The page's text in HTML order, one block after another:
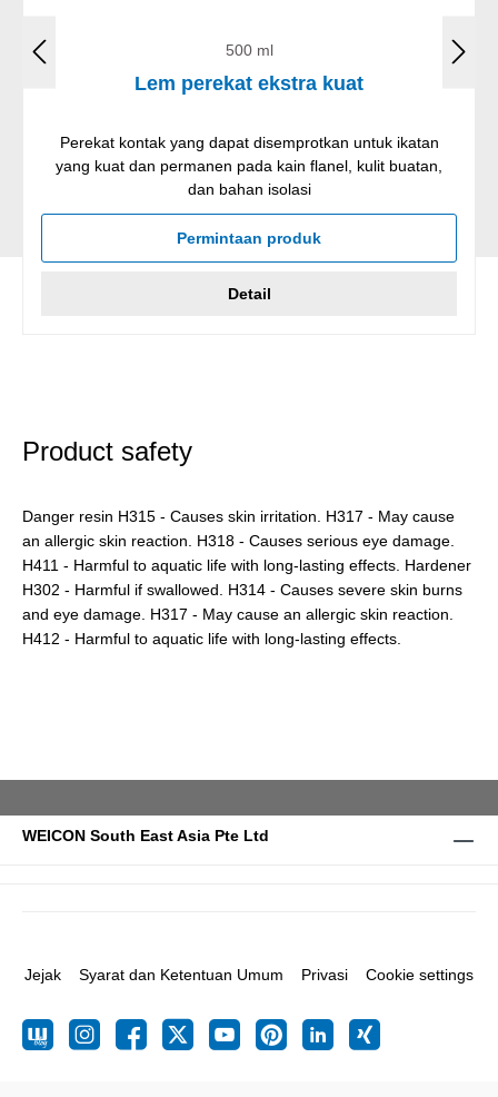
500 ml
Lem perekat ekstra kuat
Perekat kontak yang dapat disemprotkan untuk ikatan
yang kuat dan permanen pada kain flanel, kulit buatan,
dan bahan isolasi
Permintaan produk
Detail
Product safety
Danger resin H315 - Causes skin irritation. H317 - May cause
an allergic skin reaction. H318 - Causes serious eye damage.
H411 - Harmful to aquatic life with long-lasting effects. Hardener
H302 - Harmful if swallowed. H314 - Causes severe skin burns
and eye damage. H317 - May cause an allergic skin reaction.
H412 - Harmful to aquatic life with long-lasting effects.
WEICON South East Asia Pte Ltd
Jejak Syarat dan Ketentuan Umum Privasi Cookie settings